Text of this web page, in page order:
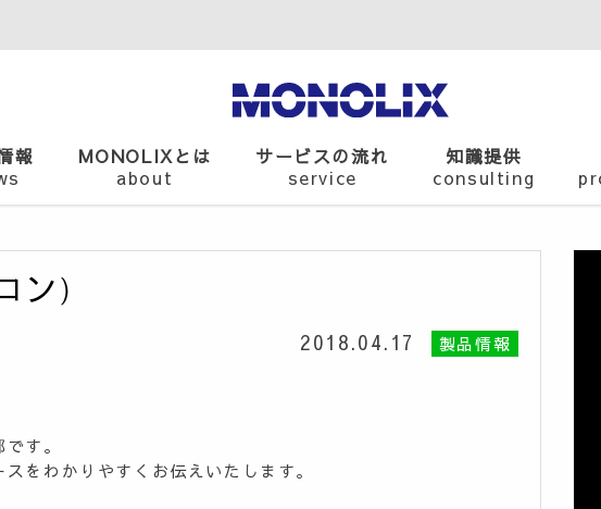
報
MONOLIXとは
about
サービスの流れ
service
知識提供
consulting
ン)
2018.04.17 製品情報
す。
をわかりやすくお伝えいたします。